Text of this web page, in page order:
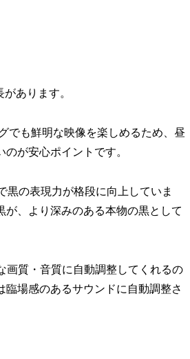
あります。
でも鮮明な映像を楽しめるため、昼
が安心ポイントです。
の表現力が格段に向上していま
、より深みのある本物の黒として
画質・音質に自動調整してくれるの
場感のあるサウンドに自動調整さ